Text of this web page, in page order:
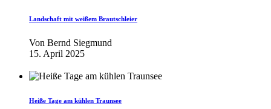
Landschaft mit weißem Brautschleier
Von Bernd Siegmund
15. April 2025
Heiße Tage am kühlen Traunsee